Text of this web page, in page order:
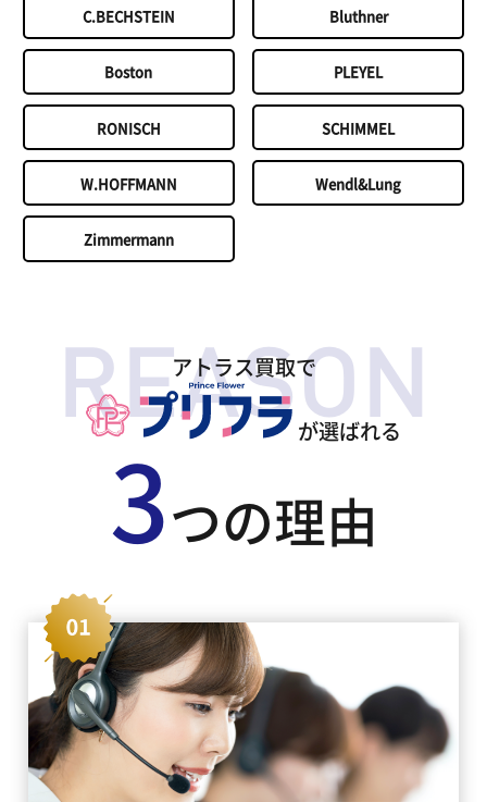
C.BECHSTEIN Bluthner
Boston PLEYEL
RONISCH SCHIMMEL
W.HOFFMANN Wendl&Lung
Zimmermann
アトラス買取で
が選ばれる
3つの理由